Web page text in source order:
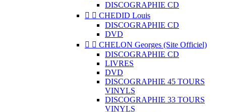
DISCOGRAPHIE CD
  CHEDID Louis
DISCOGRAPHIE CD
DVD
  CHELON Georges (Site Officiel)
DISCOGRAPHIE CD
LIVRES
DVD
DISCOGRAPHIE 45 TOURS
VINYLS
DISCOGRAPHIE 33 TOURS
VINYLS